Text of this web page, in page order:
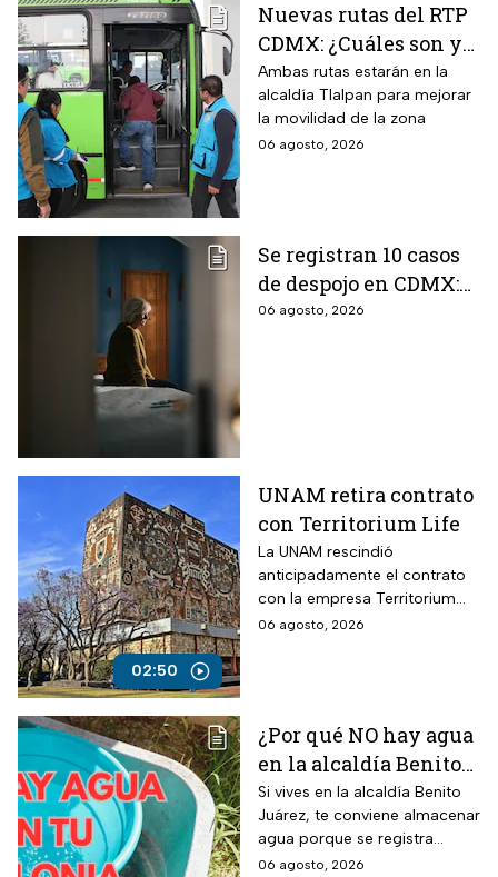
Nuevas rutas del RTP
CDMX: ¿Cuáles son y
con qué estaciones
del Metrobús
conectan?
Ambas rutas estarán en la
alcaldía Tlalpan para mejorar
la movilidad de la zona
06 agosto, 2026
Se registran 10 casos
de despojo en CDMX:
adultos mayores son
06 agosto, 2026
02:50
UNAM retira contrato
con Territorium Life
La UNAM rescindió
anticipadamente el contrato
con la empresa Territorium
Life, encargada del examen
06 agosto, 2026
¿Por qué NO hay agua
en la alcaldía Benito
Juárez? Lista de
colonias afectadas
hasta el viernes
Si vives en la alcaldía Benito
Juárez, te conviene almacenar
agua porque se registra
suspensión del suministro por
06 agosto, 2026